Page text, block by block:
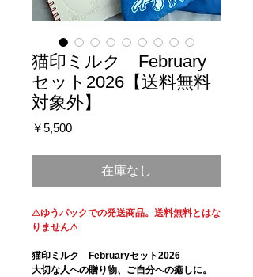
猫印ミルク February
セット2026【送料無料
対象外】
￥5,500価
在庫なし
⚠ゆうパックでの発送商品。送料無料とはな
りません⚠
猫印ミルク Februaryセット2026
大切な人への贈り物、ご自分への癒しに。